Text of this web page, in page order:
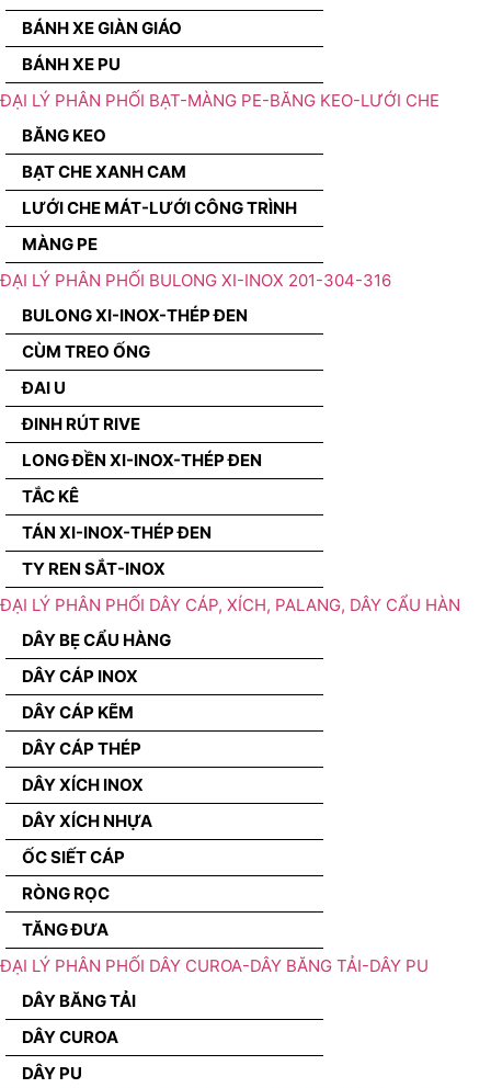
BÁNH XE GIÀN GIÁO
BÁNH XE PU
ĐẠI LÝ PHÂN PHỐI BẠT-MÀNG PE-BĂNG KEO-LƯỚI CHE
BĂNG KEO
BẠT CHE XANH CAM
LƯỚI CHE MÁT-LƯỚI CÔNG TRÌNH
MÀNG PE
ĐẠI LÝ PHÂN PHỐI BULONG XI-INOX 201-304-316
BULONG XI-INOX-THÉP ĐEN
CÙM TREO ỐNG
ĐAI U
ĐINH RÚT RIVE
LONG ĐỀN XI-INOX-THÉP ĐEN
TẮC KÊ
TÁN XI-INOX-THÉP ĐEN
TY REN SẮT-INOX
ĐẠI LÝ PHÂN PHỐI DÂY CÁP, XÍCH, PALANG, DÂY CẨU HÀN
DÂY BẸ CẨU HÀNG
DÂY CÁP INOX
DÂY CÁP KẼM
DÂY CÁP THÉP
DÂY XÍCH INOX
DÂY XÍCH NHỰA
ỐC SIẾT CÁP
RÒNG RỌC
TĂNG ĐƯA
ĐẠI LÝ PHÂN PHỐI DÂY CUROA-DÂY BĂNG TẢI-DÂY PU
DÂY BĂNG TẢI
DÂY CUROA
DÂY PU